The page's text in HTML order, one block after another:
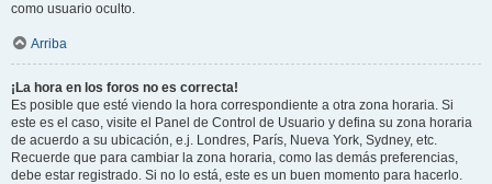
como usuario oculto.
Arriba
¡La hora en los foros no es correcta!
Es posible que esté viendo la hora correspondiente a otra zona horaria. Si
este es el caso, visite el Panel de Control de Usuario y defina su zona horaria
de acuerdo a su ubicación, e.j. Londres, París, Nueva York, Sydney, etc.
Recuerde que para cambiar la zona horaria, como las demás preferencias,
debe estar registrado. Si no lo está, este es un buen momento para hacerlo.